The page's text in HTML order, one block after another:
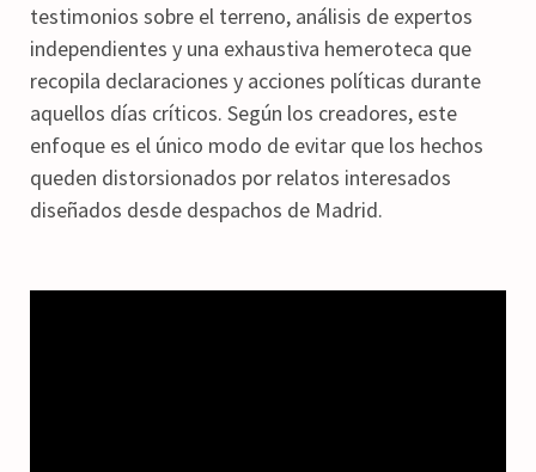
testimonios sobre el terreno, análisis de expertos
independientes y una exhaustiva hemeroteca que
recopila declaraciones y acciones políticas durante
aquellos días críticos. Según los creadores, este
enfoque es el único modo de evitar que los hechos
queden distorsionados por relatos interesados
diseñados desde despachos de Madrid.